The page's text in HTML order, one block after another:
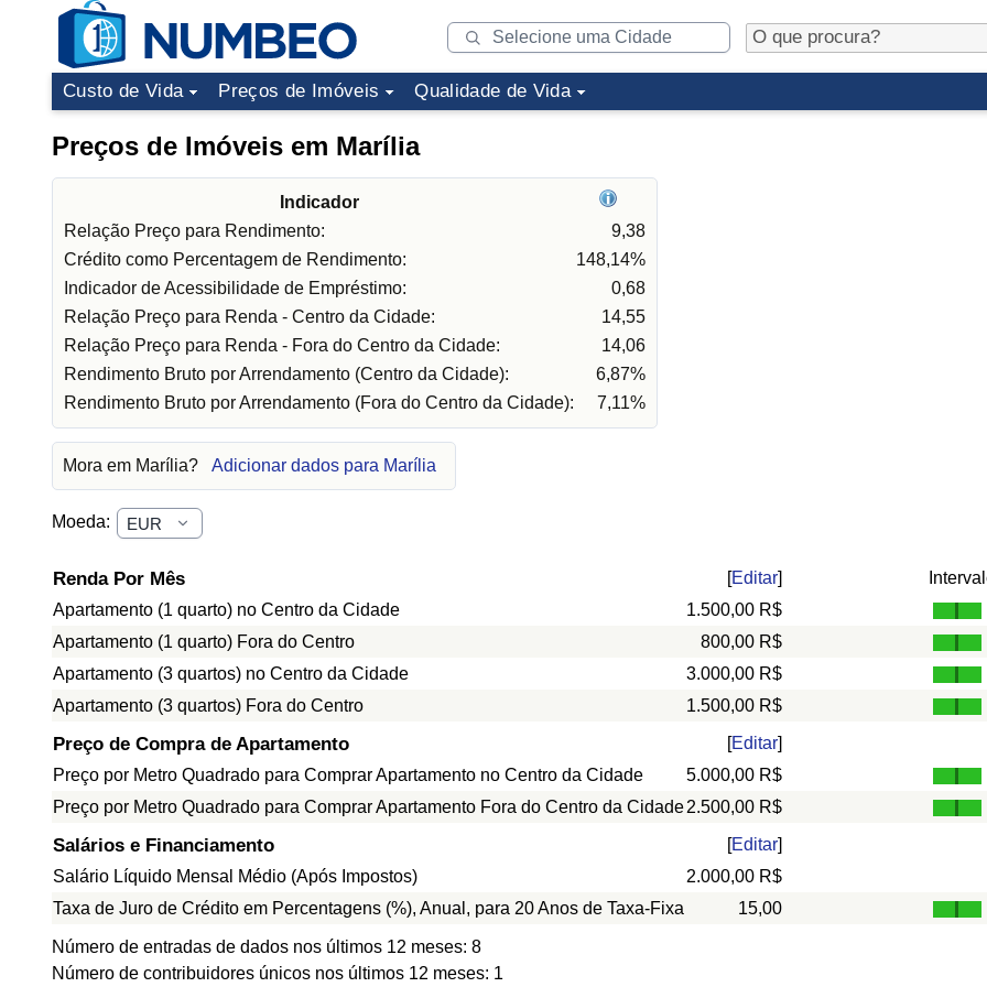
Custo de Vida Preços de Imóveis Qualidade de Vida
Preços de Imóveis em Marília
Indicador
Relação Preço para Rendimento:
9,38
Crédito como Percentagem de Rendimento:
148,14%
Indicador de Acessibilidade de Empréstimo:
0,68
Relação Preço para Renda - Centro da Cidade:
14,55
Relação Preço para Renda - Fora do Centro da Cidade:
14,06
Rendimento Bruto por Arrendamento (Centro da Cidade):
6,87%
Rendimento Bruto por Arrendamento (Fora do Centro da Cidade):
7,11%
Mora em Marília? Adicionar dados para Marília
Moeda:
Renda Por Mês [Editar]
Apartamento (1 quarto) no Centro da Cidade
1.500,00 R$
Apartamento (1 quarto) Fora do Centro
800,00 R$
Apartamento (3 quartos) no Centro da Cidade
3.000,00 R$
Apartamento (3 quartos) Fora do Centro
1.500,00 R$
Preço de Compra de Apartamento [Editar]
Preço por Metro Quadrado para Comprar Apartamento no Centro da Cidade
5.000,00 R$
Preço por Metro Quadrado para Comprar Apartamento Fora do Centro da Cidade2.500,00 R$
Salários e Financiamento [Editar]
Salário Líquido Mensal Médio (Após Impostos)
2.000,00 R$
Taxa de Juro de Crédito em Percentagens (%), Anual, para 20 Anos de Taxa-Fixa
15,00
Número de entradas de dados nos últimos 12 meses: 8
Número de contribuidores únicos nos últimos 12 meses: 1